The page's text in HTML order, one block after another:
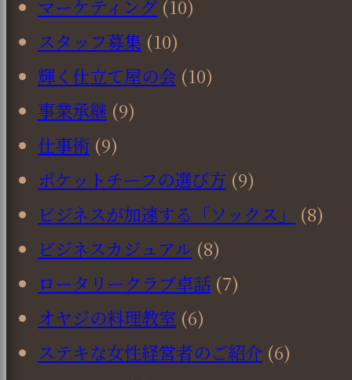
マーケティング(10)
スタッフ募集 (10)
輝く仕立て屋の会 (10)
事業承継 (9)
仕事術 (9)
ポケットチーフの選び方 (9)
ビジネスが加速する「ソックス」
(8)
ビジネスカジュアル (8)
ロータリークラブ卓話 (7)
オヤジの料理教室 (6)
ステキな女性経営者のご紹介 (6)